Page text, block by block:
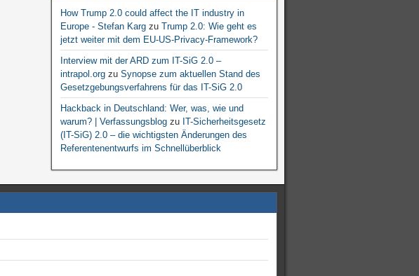
How Trump 2.0 could affect the IT industry in
Europe - Stefan Kargzu Trump 2.0: Wie geht es
jetzt weiter mit dem EU-US-Privacy-Framework?
Interview mit der ARD zum IT-SiG 2.0 –
intrapol.orgzu Synopse zum aktuellen Stand des
Gesetzgebungsverfahrens für das IT-SiG 2.0
Hackback in Deutschland: Wer, was, wie und
warum? | Verfassungsblogzu IT-Sicherheitsgesetz
(IT-SiG) 2.0 – die wichtigsten Änderungen des
Referentenentwurfs im Schnellüberblick